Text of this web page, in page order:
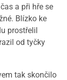
a při hře se
Blízko ke
prostřelil
od tyčky
tak skončilo